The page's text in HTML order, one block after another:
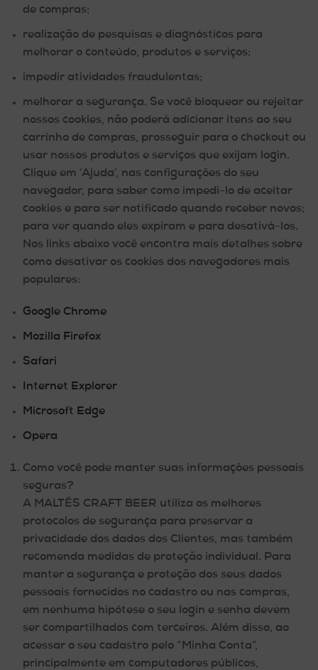
de compras;
realização de pesquisas e diagnósticos para
melhorar o conteúdo, produtos e serviços;
impedir atividades fraudulentas;
melhorar a segurança. Se você bloquear ou rejeitar
nossos cookies, não poderá adicionar itens ao seu
carrinho de compras, prosseguir para o checkout ou
usar nossos produtos e serviços que exijam login.
Clique em ‘Ajuda’, nas configurações do seu
navegador, para saber como impedi-lo de aceitar
cookies e para ser notificado quando receber novos;
para ver quando eles expiram e para desativá-los.
Nos links abaixo você encontra mais detalhes sobre
como desativar os cookies dos navegadores mais
populares:
Google Chrome
Mozilla Firefox
Safari
Internet Explorer
Microsoft Edge
Opera
Como você pode manter suas informações pessoais
seguras?
A MALTÊS CRAFT BEER utiliza os melhores
protocolos de segurança para preservar a
privacidade dos dados dos Clientes, mas também
recomenda medidas de proteção individual. Para
manter a segurança e proteção dos seus dados
pessoais fornecidos no cadastro ou nas compras,
em nenhuma hipótese o seu login e senha devem
ser compartilhados com terceiros. Além disso, ao
acessar o seu cadastro pelo “Minha Conta”,
principalmente em computadores públicos,